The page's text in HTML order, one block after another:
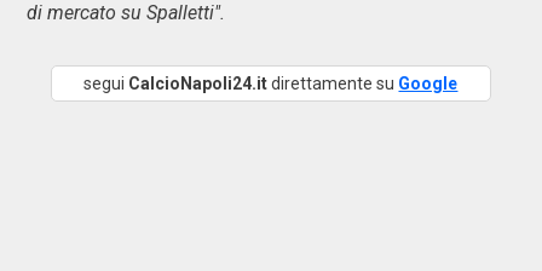
di mercato su Spalletti".
segui CalcioNapoli24.itdirettamente su Google